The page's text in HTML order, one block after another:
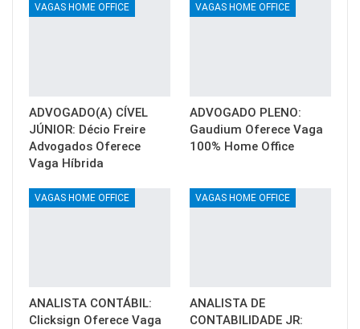
VAGAS HOME OFFICE
ADVOGADO(A) CÍVEL
JÚNIOR: Décio Freire
Advogados Oferece
Vaga Híbrida
VAGAS HOME OFFICE
ADVOGADO PLENO:
Gaudium Oferece Vaga
100% Home Office
VAGAS HOME OFFICE
ANALISTA CONTÁBIL:
Clicksign Oferece Vaga
VAGAS HOME OFFICE
ANALISTA DE
CONTABILIDADE JR: